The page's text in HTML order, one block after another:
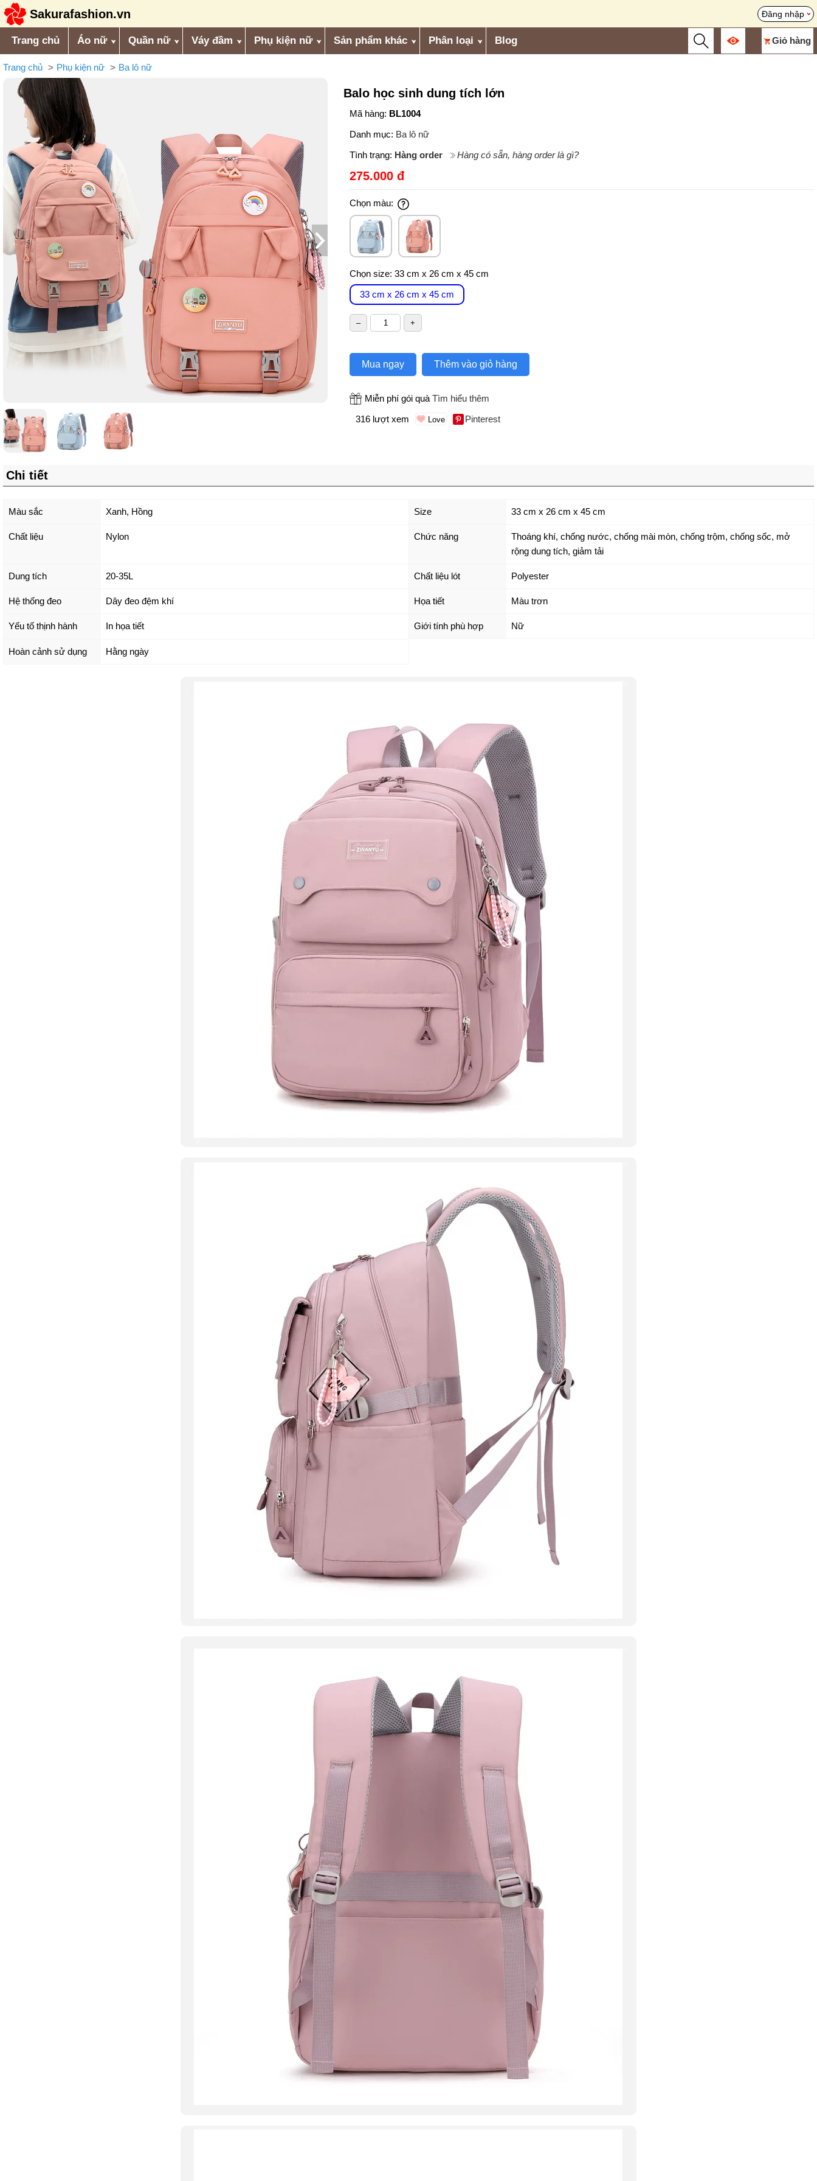
Sakurafashion.vn Đăng nhập
Trang chủ Áo nữ Quần nữ Váy đầm Phụ kiện nữ Sản phẩm khác Phân loại Blog Giỏ hàng
Trang chủ Phụ kiện nữ Ba lô nữ
Balo học sinh dung tích lớn
Mã hàng: BL1004
Danh mục: Ba lô nữ
Tình trạng: Hàng order Hàng có sẵn, hàng order là gì?
275.000 đ
Chọn màu:
Chọn size:33 cm x 26 cm x 45 cm
33 cm x 26 cm x 45 cm
Mua ngay Thêm vào giỏ hàng
Miễn phí gói quàTìm hiểu thêm
316 lượt xem
Pinterest
Chi tiết
Màu sắc Xanh, Hồng Size 33 cm x 26 cm x 45 cm
Chất liệu Nylon Chức năng
Thoáng khí, chống nước, chống mài mòn, chống trộm, chống sốc, mở
rộng dung tích, giảm tải
Dung tích 20-35L Chất liệu lót Polyester
Hệ thống đeo Dây đeo đệm khí Họa tiết Màu trơn
Yếu tố thịnh hành In họa tiết Giới tính phù hợp Nữ
Hoàn cảnh sử dụng Hằng ngày